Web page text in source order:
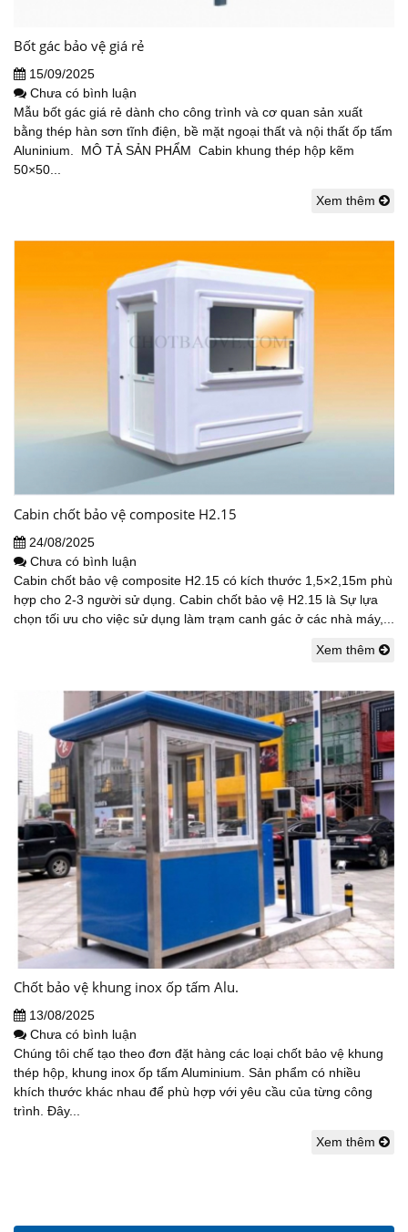
Bốt gác bảo vệ giá rẻ
15/09/2025
Chưa có bình luận
Mẫu bốt gác giá rẻ dành cho công trình và cơ quan sản xuất
bằng thép hàn sơn tĩnh điện, bề mặt ngoại thất và nội thất ốp tấm
Aluninium. MÔ TẢ SẢN PHẨM Cabin khung thép hộp kẽm
50×50...
Xem thêm
Cabin chốt bảo vệ composite H2.15
24/08/2025
Chưa có bình luận
Cabin chốt bảo vệ composite H2.15 có kích thước 1,5×2,15m phù
hợp cho 2-3 người sử dụng. Cabin chốt bảo vệ H2.15 là Sự lựa
chọn tối ưu cho việc sử dụng làm trạm canh gác ở các nhà máy,...
Xem thêm
Chốt bảo vệ khung inox ốp tấm Alu.
13/08/2025
Chưa có bình luận
Chúng tôi chế tạo theo đơn đặt hàng các loại chốt bảo vệ khung
thép hộp, khung inox ốp tấm Aluminium. Sản phẩm có nhiều
khích thước khác nhau để phù hợp với yêu cầu của từng công
trình. Đây...
Xem thêm